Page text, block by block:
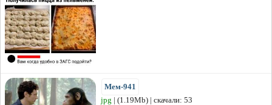
Мем-941
jpg | (1.19Mb) | скачали: 53